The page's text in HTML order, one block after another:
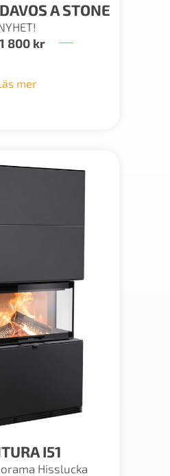
A STONE
800 kr
mer
I51
Hisslucka